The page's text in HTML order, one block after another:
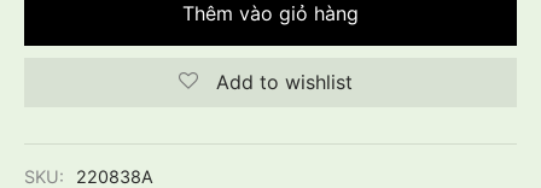
Thêm vào giỏ hàng
Add to wishlist
SKU:
220838A